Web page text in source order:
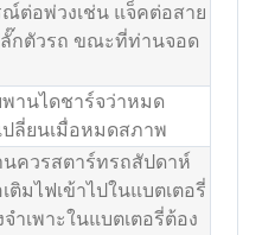
ต่อพ่วงเช่น แจ็คต่อสาย
กตัวรถ ขณะที่ท่านจอด
านไดชาร์จว่าหมด
ปลี่ยนเมื่อหมดสภาพ
นควรสตาร์ทรถสัปดาห์
ติมไฟเข้าไปในแบตเตอรี่
ำเพาะในแบตเตอรี่ต้อง